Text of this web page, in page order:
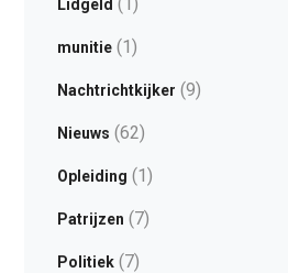
Lidgeld
munitie(1)
Nachtrichtkijker (9)
Nieuws (62)
Opleiding (1)
Patrijzen (7)
Politiek(7)